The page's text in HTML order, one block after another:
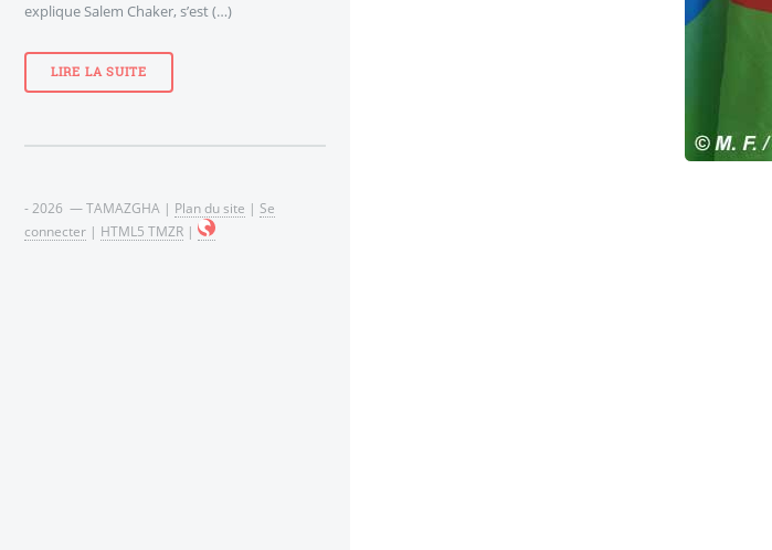
explique Salem Chaker, s’est (…)
LIRE LA SUITE
- 2026 — TAMAZGHA | Plan du site | Se
connecter | HTML5 TMZR |